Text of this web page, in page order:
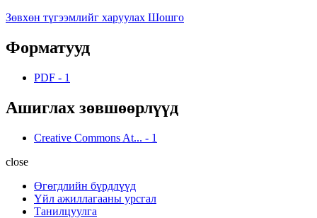
Зөвхөн түгээмлийг харуулах Шошго
Форматууд
PDF - 1
Ашиглах зөвшөөрлүүд
Creative Commons At... - 1
close
Өгөгдлийн бүрдлүүд
Үйл ажиллагааны урсгал
Танилцуулга